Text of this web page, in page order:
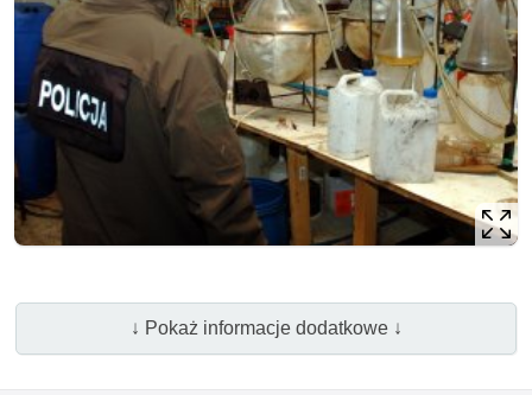
↓ Pokaż informacje dodatkowe ↓